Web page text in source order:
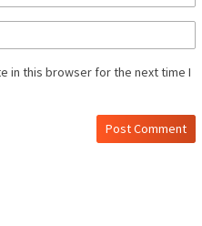
in this browser for the next time I